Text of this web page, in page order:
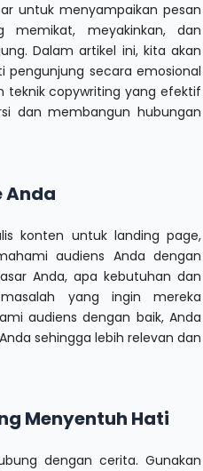
untuk menyampaikan pesan
meyakinkan, dan
Dalam artikel ini, kita akan
pengunjung secara emosional
teknik copywriting yang efektif
dan membangun hubungan
Anda
konten untuk landing page,
audiens Anda dengan
Anda, apa kebutuhan dan
yang ingin mereka
audiens dengan baik, Anda
sehingga lebih relevan dan
Menyentuh Hati
dengan cerita. Gunakan